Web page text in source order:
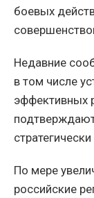
боевых
Недавние
в том числе
эффективных
По мере
российские